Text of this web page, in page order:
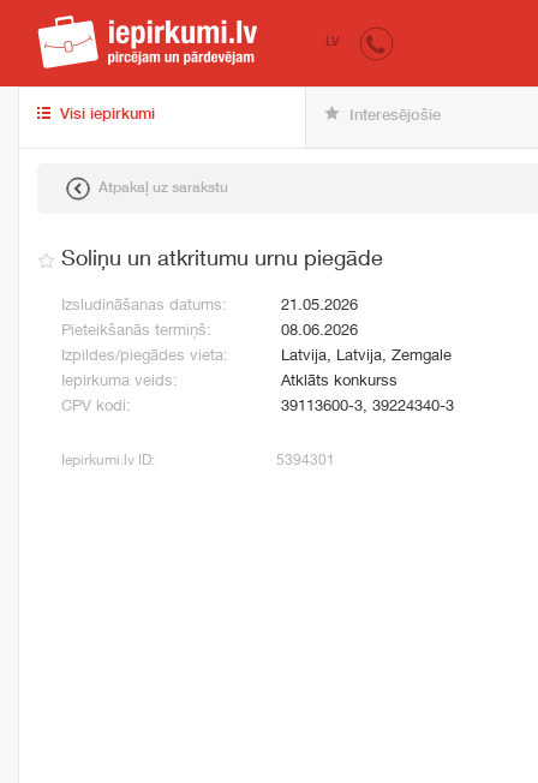
iepirkumi.lv
LV
Visi iepirkumi Interesējošie
Atpakaļ uz sarakstu
Soliņu un atkritumu urnu piegāde
Izsludināšanas datums:
21.05.2026
Pieteikšanās termiņš:
08.06.2026
Izpildes/piegādes vieta:
Latvija, Latvija, Zemgale
Iepirkuma veids:
Atklāts konkurss
CPV kodi:
39113600-3, 39224340-3
Iepirkumi.lv ID: 5394301